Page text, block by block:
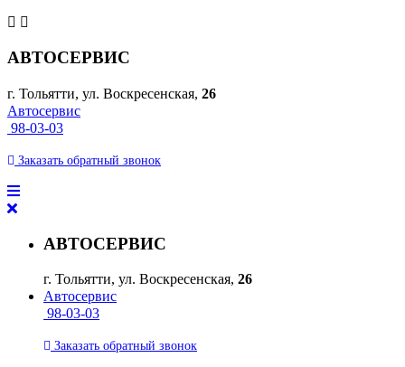
АВТОСЕРВИС
г. Тольятти, ул. Воскресенская, 26
Автосервис
98-03-03
Заказать обратный звонок
АВТОСЕРВИС
г. Тольятти, ул. Воскресенская, 26
Автосервис
98-03-03
Заказать обратный звонок